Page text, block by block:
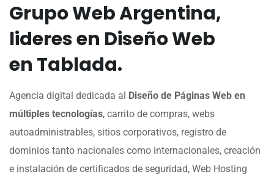
Grupo Web Argentina,
lideres en Diseño Web
en Tablada.
Agencia digital dedicada al
Diseño de Páginas Web en
múltiples tecnologías, carrito de compras, webs
autoadministrables, sitios corporativos, registro de
dominios tanto nacionales como internacionales, creación
e instalación de certificados de seguridad, Web Hosting